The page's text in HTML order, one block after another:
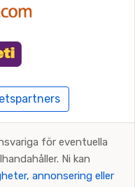
för eventuella
Ni kan
annonsering eller